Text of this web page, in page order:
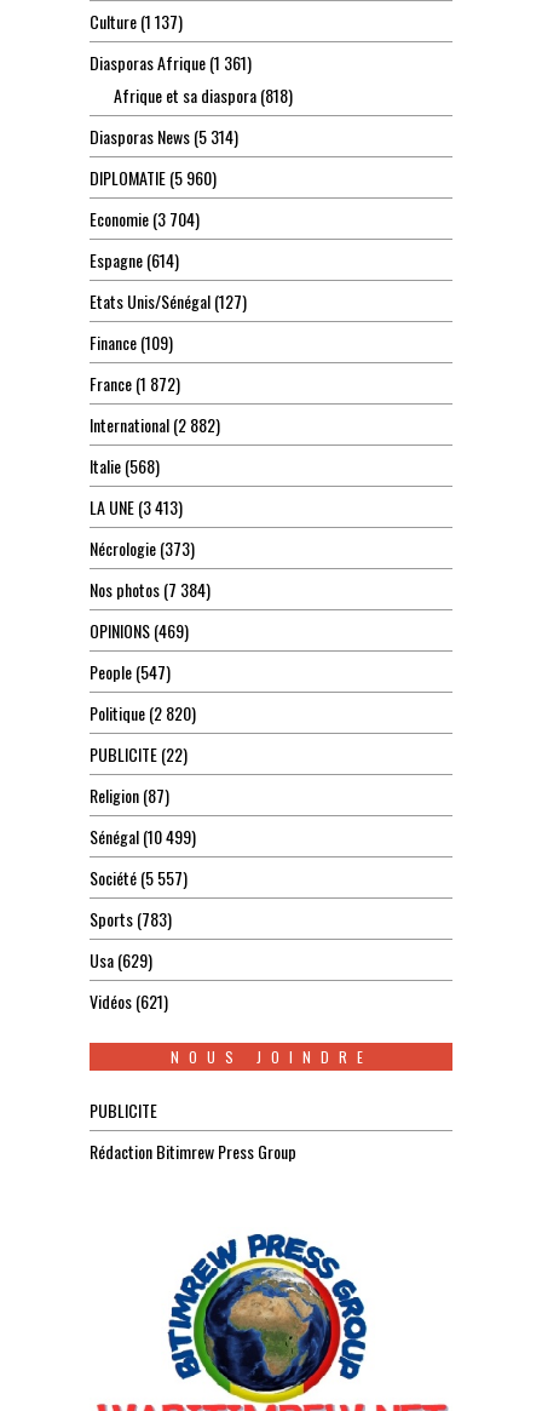
Culture(1 137)
Diasporas Afrique(1 361)
Afrique et sa diaspora(818)
Diasporas News(5 314)
DIPLOMATIE(5 960)
Economie(3 704)
Espagne(614)
Etats Unis/Sénégal(127)
Finance(109)
France(1 872)
International(2 882)
Italie(568)
LA UNE(3 413)
Nécrologie(373)
Nos photos(7 384)
OPINIONS(469)
People(547)
Politique(2 820)
PUBLICITE(22)
Religion(87)
Sénégal(10 499)
Société(5 557)
Sports(783)
Usa(629)
Vidéos(621)
NOUS JOINDRE
PUBLICITE
Rédaction Bitimrew Press Group